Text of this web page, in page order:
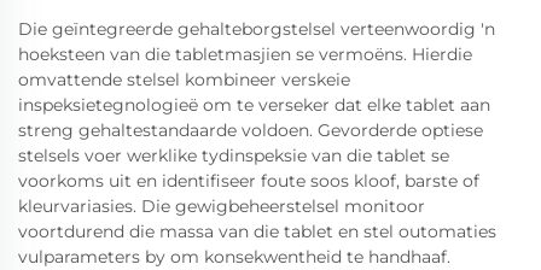
Die geïntegreerde gehalteborgstelsel verteenwoordig 'n
hoeksteen van die tabletmasjien se vermoëns. Hierdie
omvattende stelsel kombineer verskeie
inspeksietegnologieë om te verseker dat elke tablet aan
streng gehaltestandaarde voldoen. Gevorderde optiese
stelsels voer werklike tydinspeksie van die tablet se
voorkoms uit en identifiseer foute soos kloof, barste of
kleurvariasies. Die gewigbeheerstelsel monitoor
voortdurend die massa van die tablet en stel outomaties
vulparameters by om konsekwentheid te handhaaf.